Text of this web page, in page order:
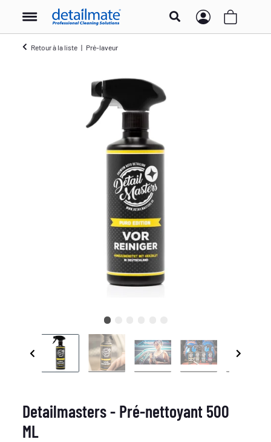
Retour à la liste Pré-laveur
Detailmasters - Pré-nettoyant 500
ML